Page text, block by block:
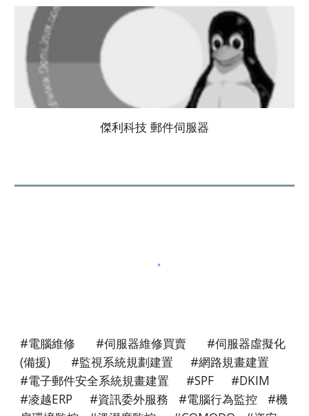
傑利科技 郵件伺服器
#電腦維修 #伺服器維修買賣 #伺服器虛擬化
(備援) #監視系統規劃建置 #網路規畫建置
#電子郵件安全系統規畫建置 #SPF #DKIM
#凌越ERP #資訊委外服務 #電腦行為監控 #機